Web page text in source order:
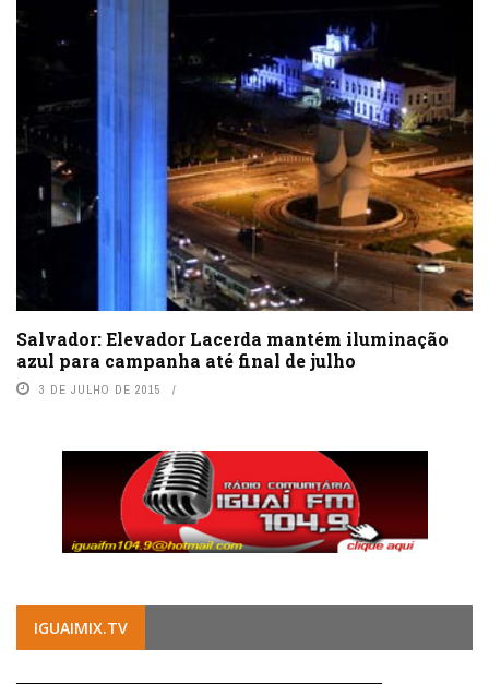
Salvador: Elevador Lacerda mantém iluminação
azul para campanha até final de julho
3 DE JULHO DE 2015
IGUAIMIX.TV